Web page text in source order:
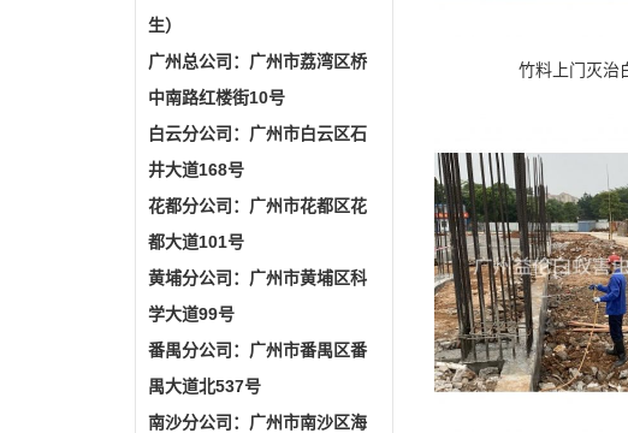
生）
广州总公司：广州市荔湾区桥
中南路红楼街10号
白云分公司：广州市白云区石
井大道168号
花都分公司：广州市花都区花
都大道101号
黄埔分公司：广州市黄埔区科
学大道99号
番禺分公司：广州市番禺区番
禺大道北537号
南沙分公司：广州市南沙区海
竹料上门灭治